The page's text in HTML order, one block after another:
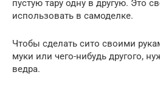
пустую тару одну в другую. Это
использовать в самоделке.
Чтобы сделать сито своими
муки или чего-нибудь другого,
ведра.